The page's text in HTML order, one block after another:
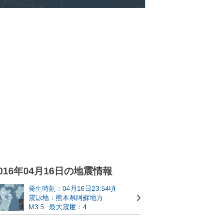
年04月16日の地震情報
発生時刻：04月16日23:54頃
震源地：熊本県阿蘇地方
M3.5
最大震度：4